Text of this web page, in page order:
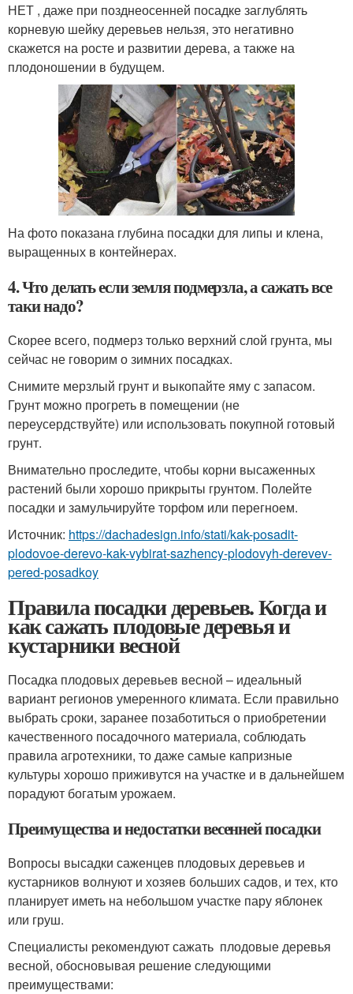
НЕТ , даже при позднеосенней посадке заглублять
корневую шейку деревьев нельзя, это негативно
скажется на росте и развитии дерева, а также на
плодоношении в будущем.
На фото показана глубина посадки для липы и клена,
выращенных в контейнерах.
4. Что делать если земля подмерзла, а сажать все
таки надо?
Скорее всего, подмерз только верхний слой грунта, мы
сейчас не говорим о зимних посадках.
Снимите мерзлый грунт и выкопайте яму с запасом.
Грунт можно прогреть в помещении (не
переусердствуйте) или использовать покупной готовый
грунт.
Внимательно проследите, чтобы корни высаженных
растений были хорошо прикрыты грунтом. Полейте
посадки и замульчируйте торфом или перегноем.
Источник: https://dachadesign.info/stati/kak-posadit-
plodovoe-derevo-kak-vybirat-sazhency-plodovyh-derevev-
pered-posadkoy
Правила посадки деревьев. Когда и
как сажать плодовые деревья и
кустарники весной
Посадка плодовых деревьев весной – идеальный
вариант регионов умеренного климата. Если правильно
выбрать сроки, заранее позаботиться о приобретении
качественного посадочного материала, соблюдать
правила агротехники, то даже самые капризные
культуры хорошо приживутся на участке и в дальнейшем
порадуют богатым урожаем.
Преимущества и недостатки весенней посадки
Вопросы высадки саженцев плодовых деревьев и
кустарников волнуют и хозяев больших садов, и тех, кто
планирует иметь на небольшом участке пару яблонек
или груш.
Специалисты рекомендуют сажать плодовые деревья
весной, обосновывая решение следующими
преимуществами: